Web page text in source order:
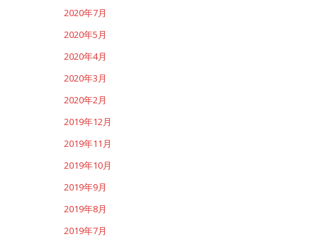
2020年7月
2020年5月
2020年4月
2020年3月
2020年2月
2019年12月
2019年11月
2019年10月
2019年9月
2019年8月
2019年7月